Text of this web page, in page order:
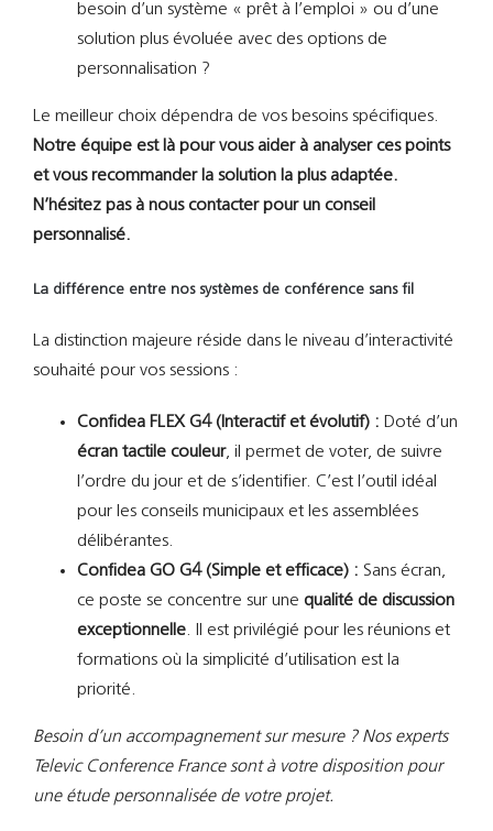
besoin d’un système « prêt à l’emploi » ou d’une
solution plus évoluée avec des options de
personnalisation ?
Le meilleur choix dépendra de vos besoins spécifiques.
Notre équipe est là pour vous aider à analyser ces points
et vous recommander la solution la plus adaptée.
N’hésitez pas à nous contacter pour un conseil
personnalisé.
La différence entre nos systèmes de conférence sans fil
La distinction majeure réside dans le niveau d’interactivité
souhaité pour vos sessions :
Confidea FLEX G4 (Interactif et évolutif) : Doté d’un
écran tactile couleur, il permet de voter, de suivre
l’ordre du jour et de s’identifier. C’est l’outil idéal
pour les conseils municipaux et les assemblées
délibérantes.
Confidea GO G4 (Simple et efficace) : Sans écran,
ce poste se concentre sur une qualité de discussion
exceptionnelle. Il est privilégié pour les réunions et
formations où la simplicité d’utilisation est la
priorité.
Besoin d’un accompagnement sur mesure ? Nos experts
Televic Conference France sont à votre disposition pour
une étude personnalisée de votre projet.